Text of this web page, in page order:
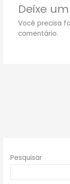
Deixe
Você precisa
comentário.
Pesquisar